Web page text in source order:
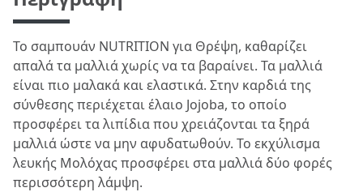
Το σαμπουάν NUTRITION για Θρέψη, καθαρίζει
απαλά τα μαλλιά χωρίς να τα βαραίνει. Τα μαλλιά
είναι πιο μαλακά και ελαστικά. Στην καρδιά της
σύνθεσης περιέχεται έλαιο Jojoba, το οποίο
προσφέρει τα λιπίδια που χρειάζονται τα ξηρά
μαλλιά ώστε να μην αφυδατωθούν. Το εκχύλισμα
λευκής Μολόχας προσφέρει στα μαλλιά δύο φορές
περισσότερη λάμψη.